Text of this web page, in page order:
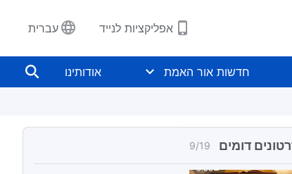
אפליקציות לנייד עברית
חדשות אור האמת אודותינו
דומים 9/19
דתיות – מובאה 287
8:55